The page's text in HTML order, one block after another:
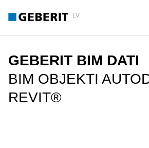
LV
GEBERIT BIM DATI
BIM OBJEKTI
REVIT®